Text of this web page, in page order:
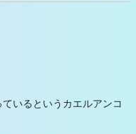
いるというカエルアンコ